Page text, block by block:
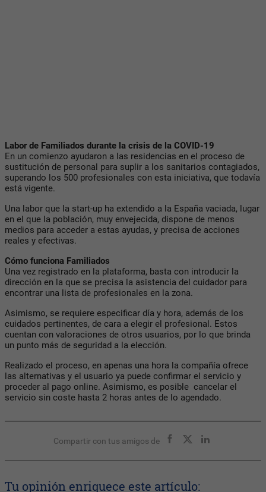
Labor de Familiados durante la crisis de la COVID-19
En un comienzo ayudaron a las residencias en el proceso de
sustitución de personal para suplir a los sanitarios contagiados,
superando los 500 profesionales con esta iniciativa, que todavía
está vigente.
Una labor que la start-up ha extendido a la España vaciada, lugar
en el que la población, muy envejecida, dispone de menos
medios para acceder a estas ayudas, y precisa de acciones
reales y efectivas.
Cómo funciona Familiados
Una vez registrado en la plataforma, basta con introducir la
dirección en la que se precisa la asistencia del cuidador para
encontrar una lista de profesionales en la zona.
Asimismo, se requiere especificar día y hora, además de los
cuidados pertinentes, de cara a elegir el profesional. Estos
cuentan con valoraciones de otros usuarios, por lo que brinda
un punto más de seguridad a la elección.
Realizado el proceso, en apenas una hora la compañía ofrece
las alternativas y el usuario ya puede confirmar el servicio y
proceder al pago online. Asimismo, es posible cancelar el
servicio sin coste hasta 2 horas antes de lo agendado.
Compartir con tus amigos de
Tu opinión enriquece este artículo: